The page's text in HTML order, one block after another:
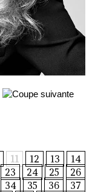
11 12 13
14
23 24 25
26
34 35 36
37